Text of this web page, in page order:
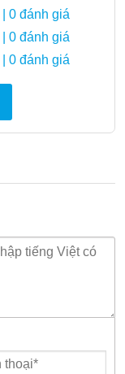
| 0 đánh giá
| 0 đánh giá
| 0 đánh giá